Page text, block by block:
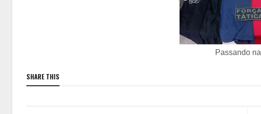
Passando
SHARE THIS